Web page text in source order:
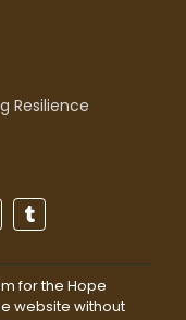
Resilience
for the Hope
website without